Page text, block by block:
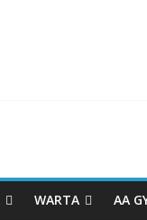
WARTA AA